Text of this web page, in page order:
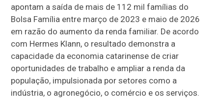
apontam a saída de mais de 112 mil famílias do
Bolsa Família entre março de 2023 e maio de 2026
em razão do aumento da renda familiar. De acordo
com Hermes Klann, o resultado demonstra a
capacidade da economia catarinense de criar
oportunidades de trabalho e ampliar a renda da
população, impulsionada por setores como a
indústria, o agronegócio, o comércio e os serviços.